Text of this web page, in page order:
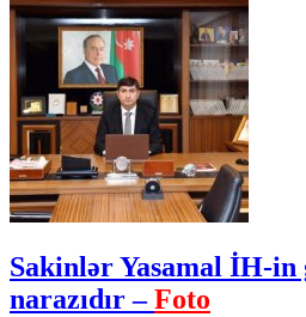
Sakinlər Yasamal İH-in
narazıdır –Foto